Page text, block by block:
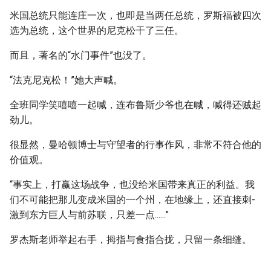
米国总统只能连庄一次，也即是当两任总统，罗斯福被四次
选为总统，这个世界的尼克松干了三任。
而且，著名的“水门事件”也没了。
“法克尼克松！”她大声喊。
全班同学笑嘻嘻一起喊，连布鲁斯少爷也在喊，喊得还贼起
劲儿。
很显然，曼哈顿博士与守望者的行事作风，非常不符合他的
价值观。
“事实上，打赢这场战争，也没给米国带来真正的利益。我
们不可能把那儿变成米国的一个州，在地缘上，还直接刺-
激到东方巨人与前苏联，只差一点......”
罗杰斯老师举起右手，拇指与食指合拢，只留一条细缝。